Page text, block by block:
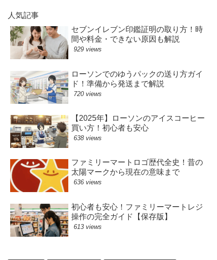
人気記事
セブンイレブン印鑑証明の取り方！時
間や料金・できない原因も解説
929 views
ローソンでのゆうパックの送り方ガイ
ド！準備から発送まで解説
720 views
【2025年】ローソンのアイスコーヒー
買い方！初心者も安心
638 views
ファミリーマートロゴ歴代全史！昔の
太陽マークから現在の意味まで
636 views
初心者も安心！ファミリーマートレジ
操作の完全ガイド【保存版】
613 views